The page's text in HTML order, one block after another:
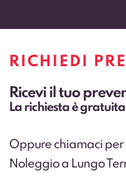
RICHIEDI
Ricevi il tuo
La richiesta è
Oppure chiamaci per
Noleggio a Lungo